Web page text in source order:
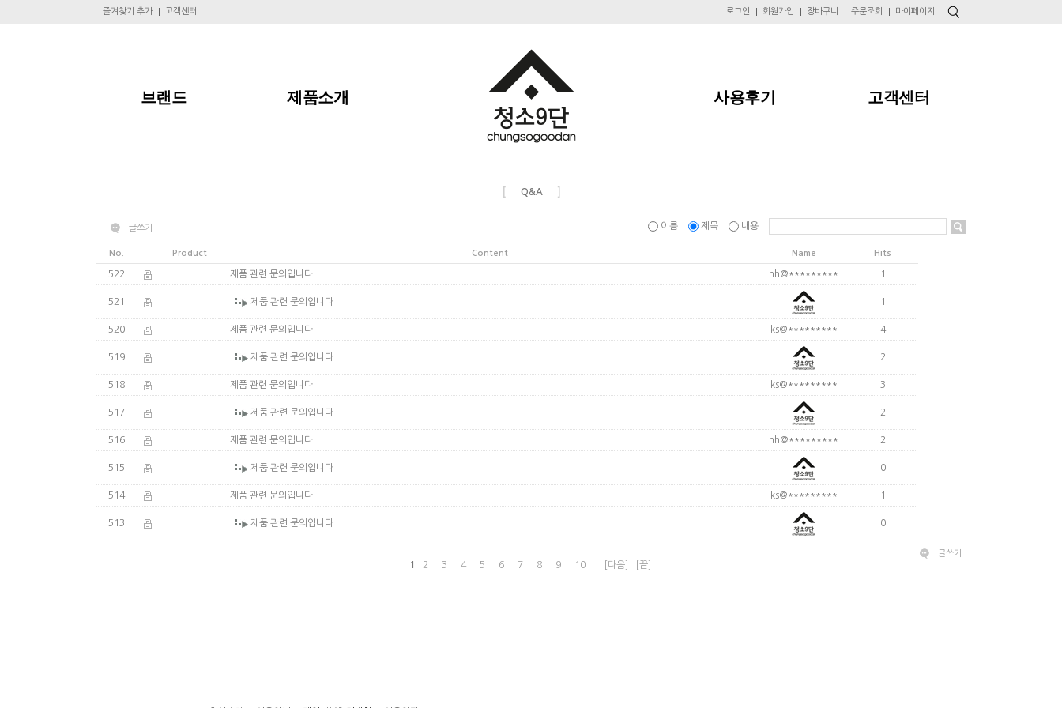
즐겨찾기 추가 고객센터 로그인 회원가입 장바구니 주문조회 마이페이지
브랜드 제품소개 사용후기 고객센터
Q&A
글쓰기 이름 제목 내용
No. Product Content Name Hits
522 제품 관련 문의입니다 nh@********* 1
521 제품 관련 문의입니다 1
520 제품 관련 문의입니다 ks@********* 4
519 제품 관련 문의입니다 2
518 제품 관련 문의입니다 ks@********* 3
517 제품 관련 문의입니다 2
516 제품 관련 문의입니다 nh@********* 2
515 제품 관련 문의입니다 0
514 제품 관련 문의입니다 ks@********* 1
513 제품 관련 문의입니다 0
글쓰기
1 2 3 4 5 6 7 8 9 10 [다음] [끝]